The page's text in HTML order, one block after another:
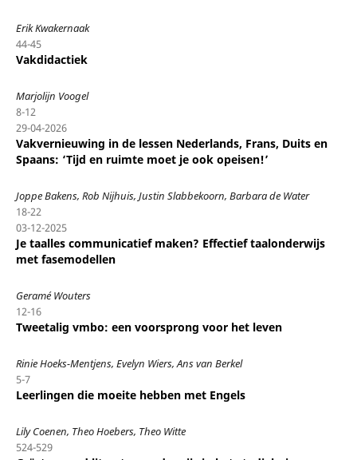
Erik Kwakernaak
44-45
Vakdidactiek
Marjolijn Voogel
8-12
29-04-2026
Vakvernieuwing in de lessen Nederlands, Frans, Duits en
Spaans: ‘Tijd en ruimte moet je ook opeisen!’
Joppe Bakens, Rob Nijhuis, Justin Slabbekoorn, Barbara de Water
18-22
03-12-2025
Je taalles communicatief maken? Effectief taalonderwijs
met fasemodellen
Geramé Wouters
12-16
Tweetalig vmbo: een voorsprong voor het leven
Rinie Hoeks-Mentjens, Evelyn Wiers, Ans van Berkel
5-7
Leerlingen die moeite hebben met Engels
Lily Coenen, Theo Hoebers, Theo Witte
524-529